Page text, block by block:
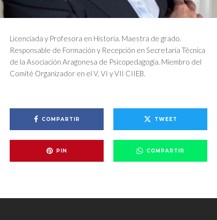
Licenciada y Profesora en Historia. Maestra de grado.
Responsable de Formación y Recepción en Secretaría Técnica
de la Asociación Aragonesa de Psicopedagogía. Miembro del
Comité Organizador en el V, VI y VII CIIEB.
COMPARTIR TWEET
PIN COMPARTIR